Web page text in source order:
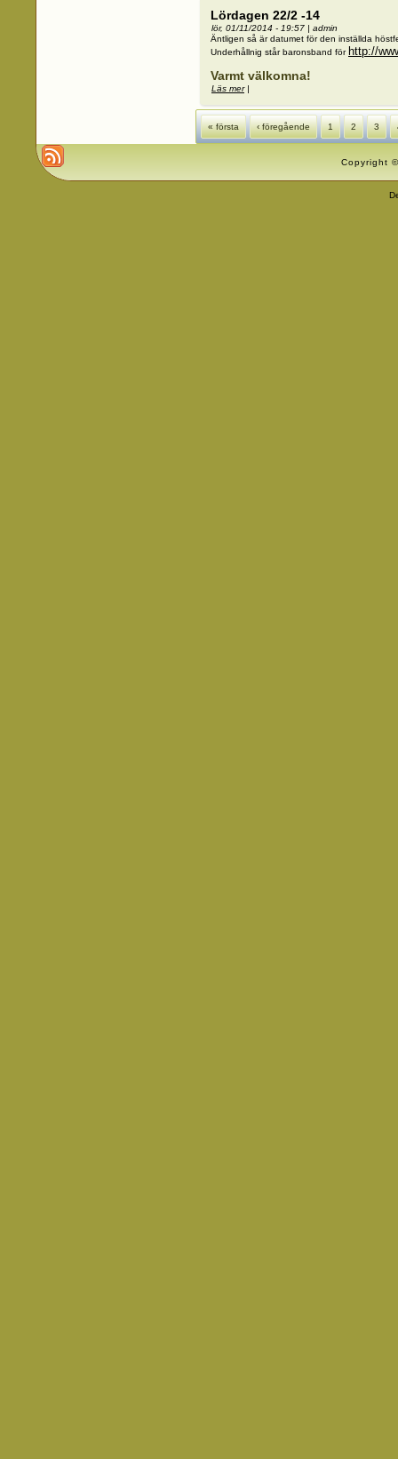
Lördagen 22/2 -14
lör, 01/11/2014 - 19:57 | admin
Äntligen så är datumet för den inställda
Underhållnig står baronsband för http://
Varmt välkomna!
Läs merom Lördagen 22/2 -14
|
Sidor
« första ‹ föregående 1 2 3
Copyright